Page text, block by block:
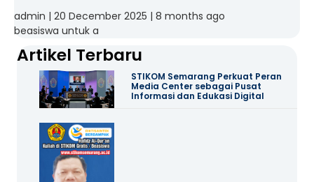
admin | 20 December 2025 | 8 months ago
beasiswa untuk a
Artikel Terbaru
STIKOM Semarang Perkuat Peran
Media Center sebagai Pusat
Informasi dan Edukasi Digital